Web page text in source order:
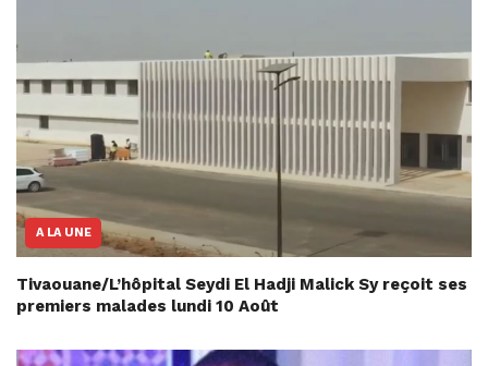
A LA UNE
Tivaouane/L’hôpital Seydi El Hadji Malick Sy reçoit ses
premiers malades lundi 10 Août